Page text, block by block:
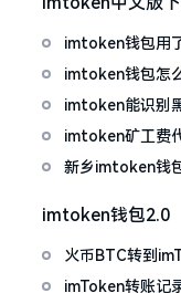
imtoken钱包用
imtoken钱包怎
imtoken能识别
imtoken矿工费
新乡imtoken钱
imtoken钱包2.0
火币BTC转到
情况
imToken转账记